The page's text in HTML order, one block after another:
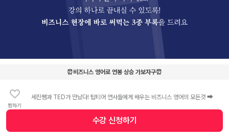
찜하기
⏰비즈니스 영어로 연봉 상승 가보자구⏰
세진쌤과 TED가 만났다! 탑티어 연사들에게 배우는 비즈니스 영어의 모든것 ➡
수강 신청하기
Point 4
필요할 때 바로 꺼내보는